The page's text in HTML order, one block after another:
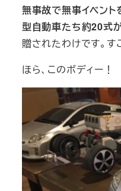
無事故で無事イベン
型自動車たち約20式
贈されたわけです。す
ほら、このボディー！